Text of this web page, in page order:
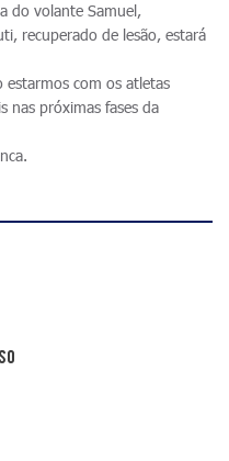
do volante Samuel,
recuperado de lesão, estará
com os atletas
nas próximas fases da